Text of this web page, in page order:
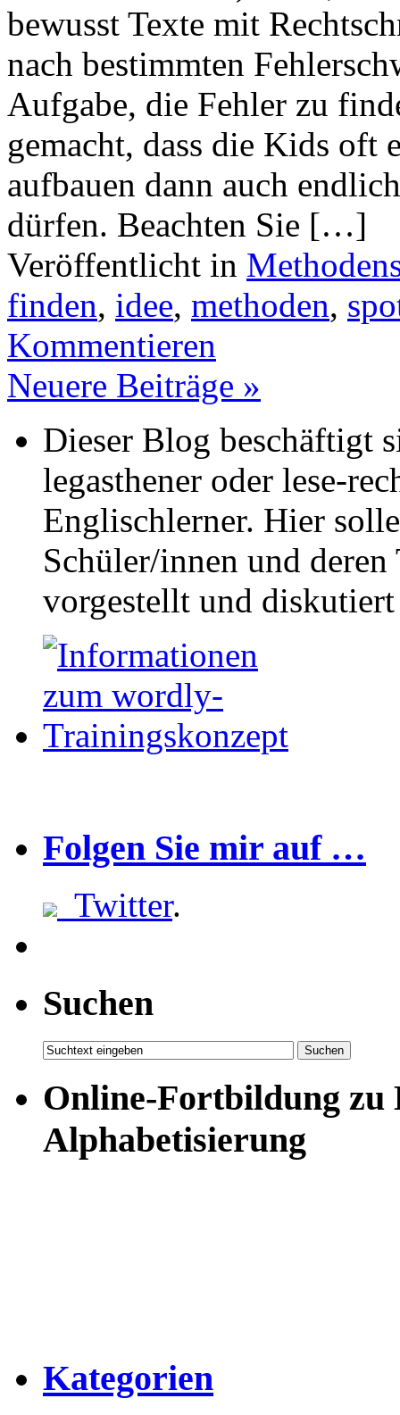
bewusst Texte mit
nach bestimmten
Aufgabe, die Fehler zu
gemacht, dass die Kids oft
aufbauen dann auch
dürfen. Beachten Sie […]
Veröffentlicht in
finden, idee, methoden,
Kommentieren
Neuere Beiträge »
Dieser Blog beschäftigt
legasthener oder lese-
Englischlerner. Hier
Schüler/innen und
vorgestellt und
Folgen Sie mir auf …
Twitter.
Suchen
Online-Fortbildung zu
Alphabetisierung
Kategorien